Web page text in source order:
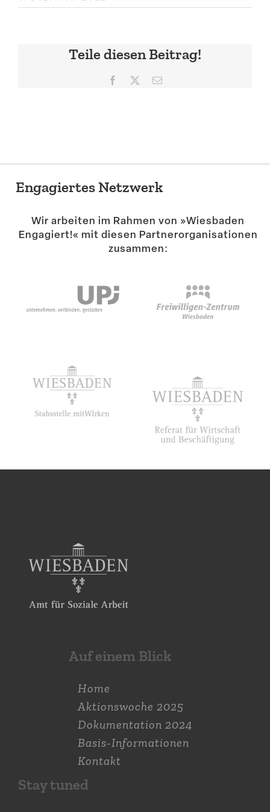
Teile diesen Beitrag!
Facebook E-
Engagiertes Netzwerk
Wir arbeiten im Rahmen von »Wiesbaden
Engagiert!« mit diesen Partner­or­ga­ni­sa­tionen
zusammen:
Auf einem Blick
Home
Aktions­woche 2025
Dokumen­tation 2024
Basis-Informationen
Kontakt
Stay tuned